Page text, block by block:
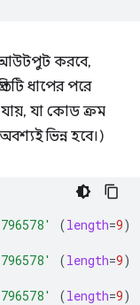
আউটপুট করবে,
ধাপের পরে
যায়, যা কোড ক্রম
ভিন্ন হবে।)
(length=9)
(length=9)
(length=9)